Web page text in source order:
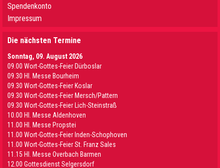
Spendenkonto
Impressum
Die nächsten Termine
Sonntag, 09. August 2026
09.00 Wort-Gottes-Feier Dürboslar
09.30 HI. Messe Bourheim
09.30 Wort-Gottes-Feier Koslar
09.30 Wort-Gottes-Feier Mersch/Pattern
09.30 Wort-Gottes-Feier Lich-Steinstraß
10.00 Hl. Messe Aldenhoven
11.00 Hl. Messe Propstei
11.00 Wort-Gottes-Feier Inden-Schophoven
11.00 Wort-Gottes-Feier St. Franz Sales
11.15 Hl. Messe Overbach Barmen
12.00 Gottesdienst Selgersdorf